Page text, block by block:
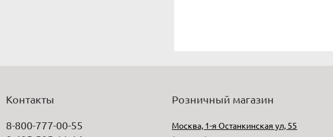
Контакты
8-800-777-00-55
Розничный магазин
Москва, 1-я Останкинская ул, 55